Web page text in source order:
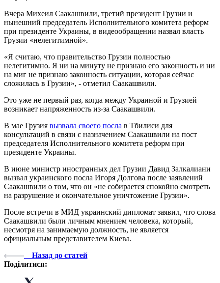
Вчера Михеил Саакашвили, третий президент Грузии и
нынешний председатель Исполнительного комитета реформ
при президенте Украины, в видеообращении назвал власть
Грузии «нелегитимной».
«Я считаю, что правительство Грузии полностью
нелегитимно. Я ни на минуту не признаю его законность и ни
на миг не признаю законность ситуации, которая сейчас
сложилась в Грузии», - отметил Саакашвили.
Это уже не первый раз, когда между Украиной и Грузией
возникает напряженность из-за Саакашвили.
В мае Грузия вызвала своего посла в Тбилиси для
консультаций в связи с назначением Саакашвили на пост
председателя Исполнительного комитета реформ при
президенте Украины.
В июне министр иностранных дел Грузии Давид Залкалиани
вызвал украинского посла Игоря Долгова после заявлений
Саакашвили о том, что он «не собирается спокойно смотреть
на разрушение и окончательное уничтожение Грузии».
После встречи в МИД украинский дипломат заявил, что слова
Саакашвили были личным мнением человека, который,
несмотря на занимаемую должность, не является
официальным представителем Киева.
Назад до статей
Поділитися: